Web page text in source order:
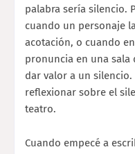
palabra sería silencio.
cuando un personaje
acotación, o cuando
pronuncia en una sala
dar valor a un
reflexionar sobre el
teatro.
Cuando empecé a